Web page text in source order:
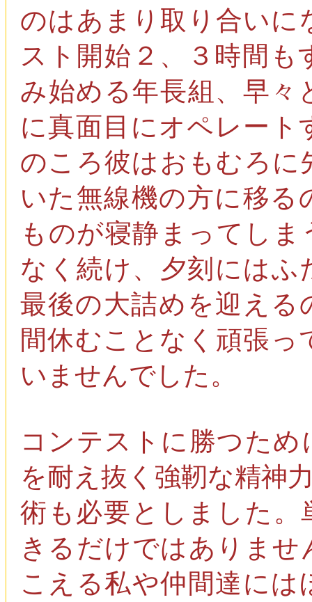
のはあまり取り合いに
スト開始２、３時間
み始める年長組、早々
に真面目にオペレー
のころ彼はおもむろに
いた無線機の方に移
ものが寝静まってし
なく続け、夕刻には
最後の大詰めを迎える
間休むことなく頑張
いませんでした。
コンテストに勝つた
を耐え抜く強靭な精神
術も必要としました。
きるだけではありま
こえる私や仲間達に